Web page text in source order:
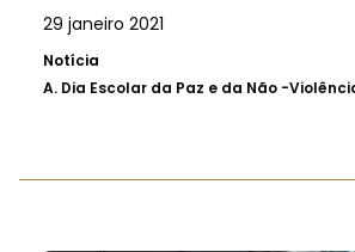
29 janeiro 2021
Notícia
A. Dia Escolar da Paz e da Não -